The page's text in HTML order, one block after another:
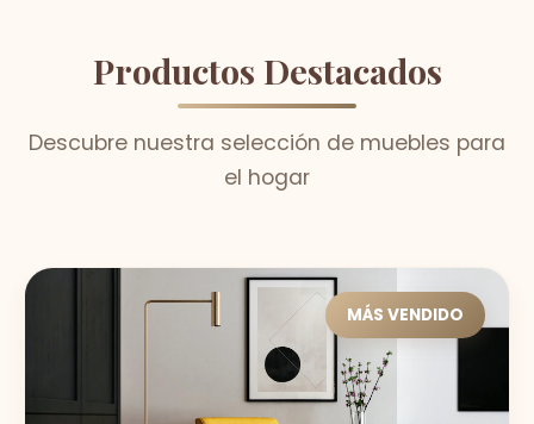
Productos Destacados
Descubre nuestra selección de muebles para
el hogar
MÁS VENDIDO